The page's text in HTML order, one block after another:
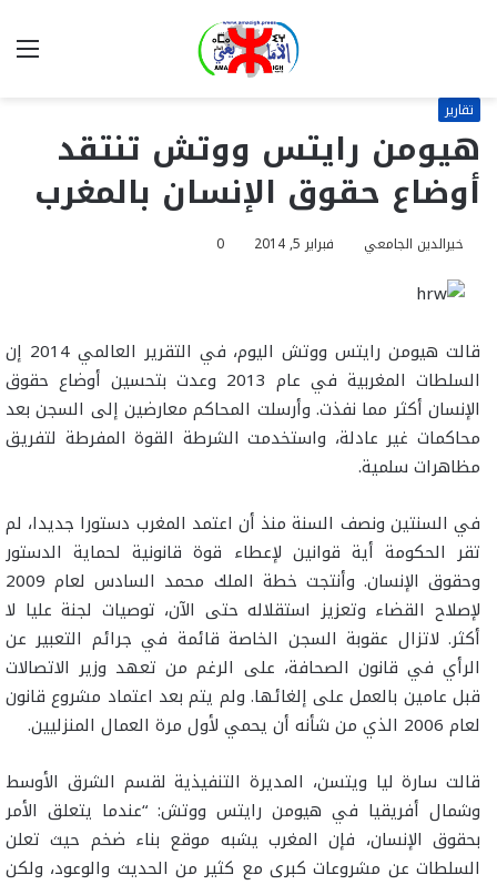
تقارير
هيومن رايتس ووتش تنتقد
أوضاع حقوق الإنسان بالمغرب
خيرالدين الجامعي فبراير 5, 2014 0
قالت هيومن رايتس ووتش اليوم، في التقرير العالمي 2014 إن
السلطات المغربية في عام 2013 وعدت بتحسين أوضاع حقوق
الإنسان أكثر مما نفذت. وأرسلت المحاكم معارضين إلى السجن بعد
محاكمات غير عادلة، واستخدمت الشرطة القوة المفرطة لتفريق
مظاهرات سلمية.
في السنتين ونصف السنة منذ أن اعتمد المغرب دستورا جديدا، لم
تقر الحكومة أية قوانين لإعطاء قوة قانونية لحماية الدستور
وحقوق الإنسان. وأنتجت خطة الملك محمد السادس لعام 2009
لإصلاح القضاء وتعزيز استقلاله حتى الآن، توصيات لجنة عليا لا
أكثر. لاتزال عقوبة السجن الخاصة قائمة في جرائم التعبير عن
الرأي في قانون الصحافة، على الرغم من تعهد وزير الاتصالات
قبل عامين بالعمل على إلغائها. ولم يتم بعد اعتماد مشروع قانون
لعام 2006 الذي من شأنه أن يحمي لأول مرة العمال المنزليين
.
قالت سارة ليا ويتسن، المديرة التنفيذية لقسم الشرق الأوسط
وشمال أفريقيا في هيومن رايتس ووتش: “عندما يتعلق الأمر
بحقوق الإنسان، فإن المغرب يشبه موقع بناء ضخم حيث تعلن
السلطات عن مشروعات كبرى مع كثير من الحديث والوعود، ولكن